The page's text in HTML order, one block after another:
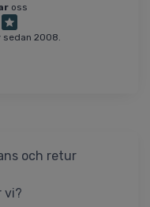
oss
sedan 2008.
och retur
vi?